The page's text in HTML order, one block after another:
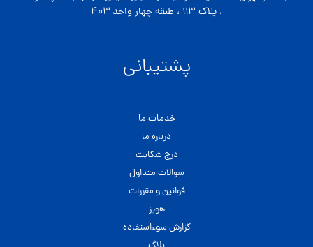
، پلاک ۱۱۳ ، طبقه چهار واحد ۴۰۳
پشتیبانی
خدمات ما
درباره ما
درج شکایت
سوالات متداول
قوانین و مقررات
هویز
گزارش سوءاستفاده